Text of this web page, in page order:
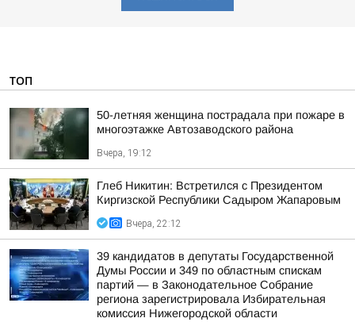
ТОП
50-летняя женщина пострадала при пожаре в
многоэтажке Автозаводского района
Вчера, 19:12
Глеб Никитин: Встретился с Президентом
Киргизской Республики Садыром Жапаровым
Вчера, 22:12
39 кандидатов в депутаты Государственной
Думы России и 349 по областным спискам
партий — в Законодательное Собрание
региона зарегистрировала Избирательная
комиссия Нижегородской области